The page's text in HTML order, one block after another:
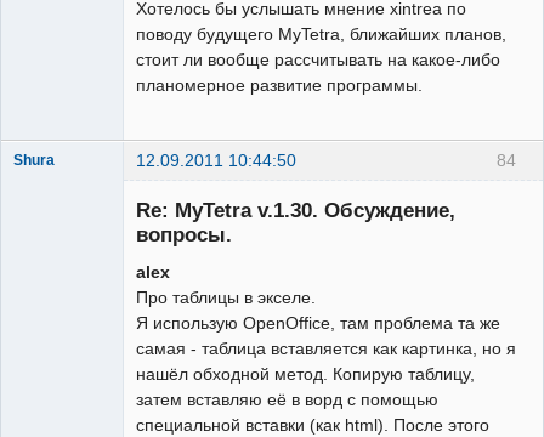
Хотелось бы услышать мнение xintrea по
поводу будущего MyTetra, ближайших планов,
стоит ли вообще рассчитывать на какое-либо
планомерное развитие программы.
84
Shura 12.09.2011 10:44:50
Re: MyTetra v.1.30. Обсуждение,
вопросы.
alex
Про таблицы в экселе.
Я использую OpenOffice, там проблема та же
самая - таблица вставляется как картинка, но я
нашёл обходной метод. Копирую таблицу,
затем вставляю её в ворд с помощью
специальной вставки (как html). После этого